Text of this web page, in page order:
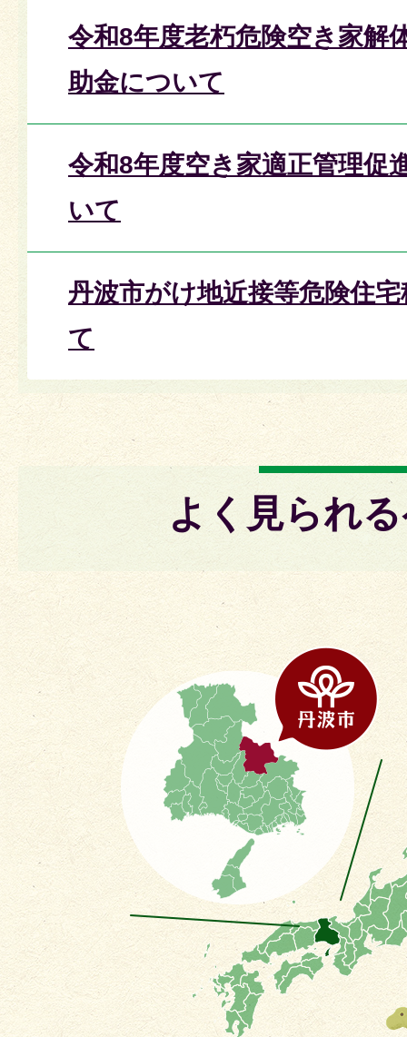
令和8年度老朽危険空き家解
助金について
令和8年度空き家適正管理促
いて
丹波市がけ地近接等危険住
て
よく見られ